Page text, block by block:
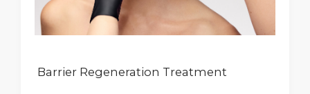
Barrier Regeneration Treatment